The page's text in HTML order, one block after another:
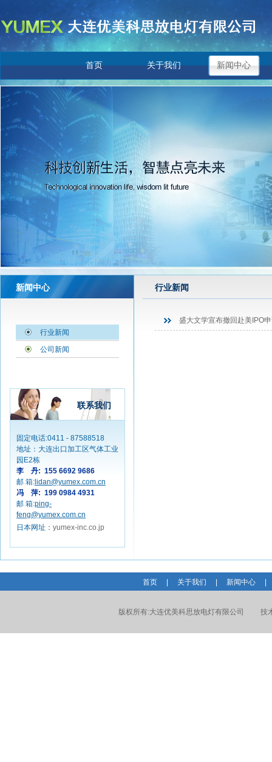
首页 关于我们 新闻中心
新闻中心
行业新闻
公司新闻
联系我们
固定电话:0411 - 87588518
地址：大连出口加工区气体工业
园E2栋
李 丹: 155 6692 9686
邮 箱: lidan@yumex.com.cn
冯 萍: 199 0984 4931
邮 箱:ping-
feng@yumex.com.cn
日本网址： yumex-inc.co.jp
行业新闻
盛大文学宣布撤回赴美IPO
首页 关于我们 新闻中心
版权所有:大连优美科思放电灯有限公司 技